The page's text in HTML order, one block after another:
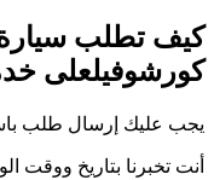
كيف تطلب
كورشوفيلعلى
يجب عليك إرسال طلب
أنت تخبرنا بتاريخ ووقت